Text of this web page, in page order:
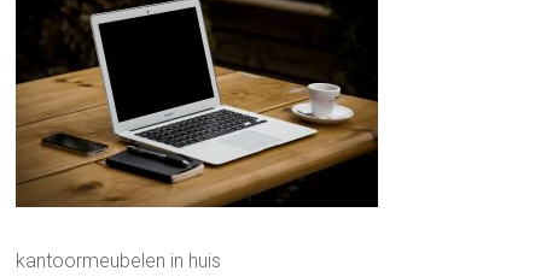
kantoormeubelen in huis